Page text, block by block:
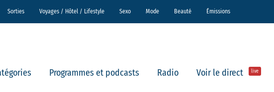
Sorties Voyages / Hôtel / Lifestyle Sexo Mode Beauté Émissions
Programmes et podcasts Radio Voir le direct live